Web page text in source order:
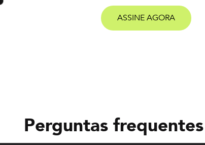
ASSINE AGORA
Perguntas frequentes